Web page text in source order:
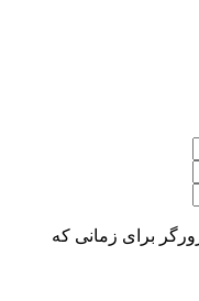
برای زمانی که